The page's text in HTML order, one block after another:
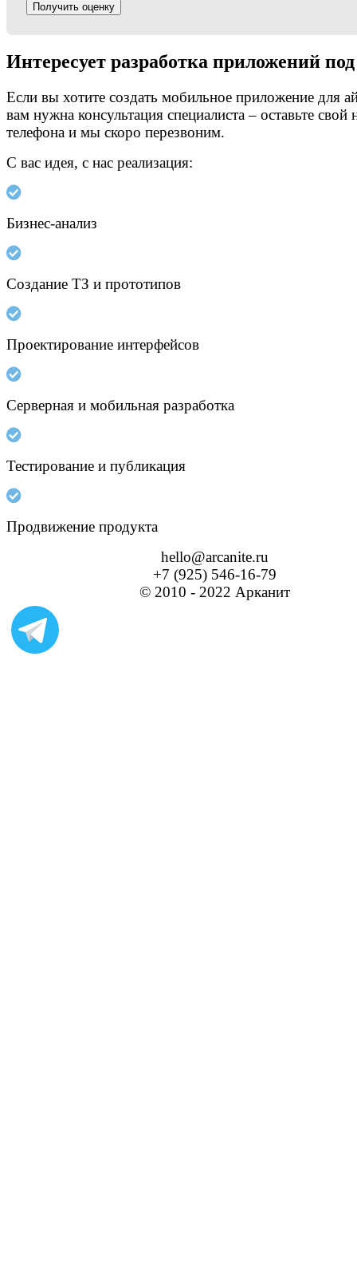
Получить оценку
Интересует разработка приложений
Если вы хотите создать мобильное приложение для
вам нужна консультация специалиста – оставьте свой
телефона и мы скоро перезвоним.
С вас идея, с нас реализация:
Бизнес-анализ
Создание ТЗ и прототипов
Проектирование интерфейсов
Серверная и мобильная разработка
Тестирование и публикация
Продвижение продукта
hello@arcanite.ru
+7 (925) 546-16-79
© 2010 - 2022 Арканит